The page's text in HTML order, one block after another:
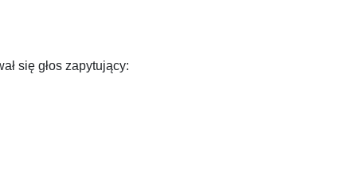
się głos zapytujący: